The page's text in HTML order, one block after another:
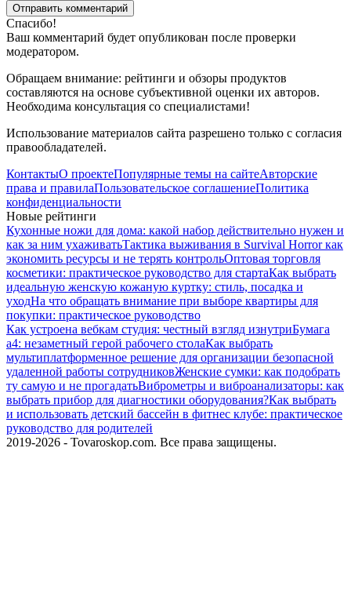
Спасибо!
Ваш комментарий будет опубликован после проверки
модератором.
Обращаем внимание: рейтинги и обзоры продуктов
составляются на основе субъективной оценки их авторов.
Необходима консультация со специалистами!
Использование материалов сайта разрешено только с согласия
правообладателей.
КонтактыО проектеПопулярные темы на сайтеАвторские
права и правилаПользовательское соглашениеПолитика
конфиденциальности
Новые рейтинги
Кухонные ножи для дома: какой набор действительно нужен и
как за ним ухаживатьТактика выживания в Survival Horror как
экономить ресурсы и не терять контрольОптовая торговля
косметики: практическое руководство для стартаКак выбрать
идеальную женскую кожаную куртку: стиль, посадка и
уходНа что обращать внимание при выборе квартиры для
покупки: практическое руководство
Как устроена вебкам студия: честный взгляд изнутриБумага
а4: незаметный герой рабочего столаКак выбрать
мультиплатформенное решение для организации безопасной
удаленной работы сотрудниковЖенские сумки: как подобрать
ту самую и не прогадатьВиброметры и виброанализаторы: как
выбрать прибор для диагностики оборудования?Как выбрать
и использовать детский бассейн в фитнес клубе: практическое
руководство для родителей
2019-2026 - Tovaroskop.com. Все права защищены.